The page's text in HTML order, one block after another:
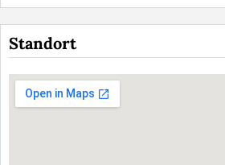
Standort